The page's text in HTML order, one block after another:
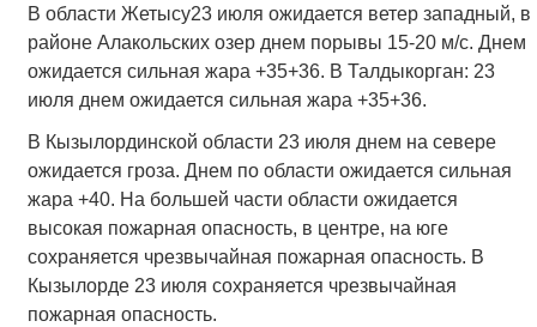
В области Жетысу23 июля ожидается ветер западный, в
районе Алакольских озер днем порывы 15-20 м/с. Днем
ожидается сильная жара +35+36. В Талдыкорган: 23
июля днем ожидается сильная жара +35+36.
В Кызылординской области 23 июля днем на севере
ожидается гроза. Днем по области ожидается сильная
жара +40. На большей части области ожидается
высокая пожарная опасность, в центре, на юге
сохраняется чрезвычайная пожарная опасность. В
Кызылорде 23 июля сохраняется чрезвычайная
пожарная опасность.